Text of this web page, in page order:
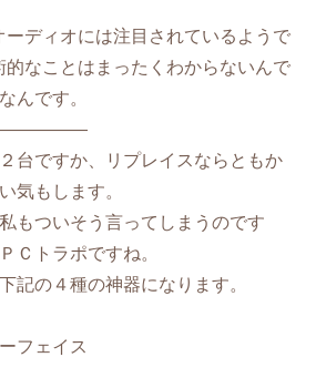
ディオには注目されているようで
なことはまったくわからないんで
んです。
台ですか、リプレイスならともか
気もします。
もついそう言ってしまうのです
Ｃトラポですね。
記の４種の神器になります。
フェイス